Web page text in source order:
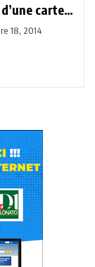
carte
18, 2014